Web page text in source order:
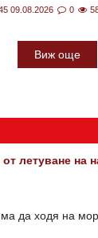
09.08.2026 0
Виж още
летуване на
да ходя на